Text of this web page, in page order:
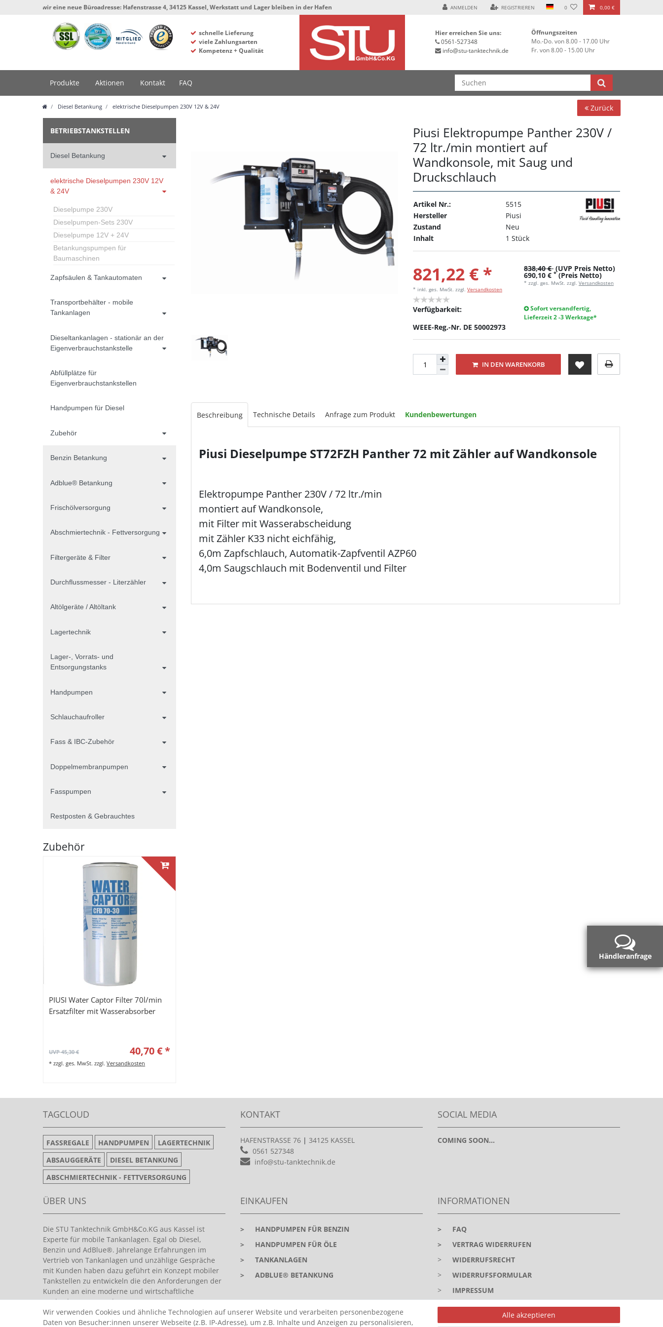
wir eine neue Büroadresse: Hafenstrasse 4, 34125 Kassel, Werkstatt und Lager bleiben in der Hafenstrasse 76, 34125 Kassel *** ANMELDEN REGISTRIEREN 0 0,00 €
schnelle Lieferung
viele Zahlungsarten
Kompetenz + Qualität
Hier erreichen Sie uns:
0561-527348
info@stu-tanktechnik.de
Öffnungszeiten
Mo.-Do. von 8.00 - 17.00 Uhr
Fr. von 8.00 - 15.00 Uhr
Händleranfrage
Produkte Aktionen Kontakt FAQ
Diesel Betankung elektrische Dieselpumpen 230V 12V & 24V Zurück
BETRIEBSTANKSTELLEN
Diesel Betankung
elektrische Dieselpumpen 230V 12V
& 24V
Dieselpumpe 230V
Dieselpumpen-Sets 230V
Dieselpumpe 12V + 24V
Betankungspumpen für
Baumaschinen
Zapfsäulen & Tankautomaten
Transportbehälter - mobile
Tankanlagen
Dieseltankanlagen - stationär an der
Eigenverbrauchstankstelle
Abfüllplätze für
Eigenverbrauchstankstellen
Handpumpen für Diesel
Zubehör
Benzin Betankung
Adblue® Betankung
Frischölversorgung
Abschmiertechnik - Fettversorgung
Filtergeräte & Filter
Durchflussmesser - Literzähler
Altölgeräte / Altöltank
Lagertechnik
Lager-, Vorrats- und
Entsorgungstanks
Handpumpen
Schlauchaufroller
Fass & IBC-Zubehör
Doppelmembranpumpen
Fasspumpen
Restposten & Gebrauchtes
Piusi Elektropumpe Panther 230V /
72 ltr./min montiert auf
Wandkonsole, mit Saug und
Druckschlauch
Artikel Nr.:
5515
Hersteller
Piusi
Zustand
Neu
Inhalt
1 Stück
821,22 € *
* inkl. ges. MwSt. zzgl. Versandkosten
838,40 € (UVP Preis Netto)
690,10 € * (Preis Netto)
* zzgl. ges. MwSt. zzgl. Versandkosten
Verfügbarkeit:
Sofort versandfertig,
Lieferzeit 2 -3 Werktage*
WEEE-Reg.-Nr. DE 50002973
IN DEN WARENKORB
Beschreibung Technische Details Anfrage zum Produkt Kundenbewertungen
Piusi Dieselpumpe ST72FZH Panther 72 mit Zähler auf Wandkonsole
Elektropumpe Panther 230V / 72 ltr./min
montiert auf Wandkonsole,
mit Filter mit Wasserabscheidung
mit Zähler K33 nicht eichfähig,
6,0m Zapfschlauch, Automatik-Zapfventil AZP60
4,0m Saugschlauch mit Bodenventil und Filter
Zubehör
PIUSI Water Captor Filter 70l/min
Ersatzfilter mit Wasserabsorber
UVP 45,30 € 40,70 € *
*zzgl. ges. MwSt. zzgl.Versandkosten
TAGCLOUD
FASSREGALE HANDPUMPEN
LAGERTECHNIK
ABSAUGGERÄTE
DIESEL BETANKUNG
ABSCHMIERTECHNIK - FETTVERSORGUNG
KONTAKT
HAFENSTRASSE 76 | 34125 KASSEL
0561 527348
info@stu-tanktechnik.de
SOCIAL MEDIA
COMING SOON...
ÜBER UNS
Die STU Tanktechnik GmbH&Co.KG aus Kassel ist
Experte für mobile Tankanlagen. Egal ob Diesel,
Benzin und AdBlue®. Jahrelange Erfahrungen im
Vertrieb von Tankanlagen und unzählige Gespräche
mit Kunden haben dazu geführt ein Konzept mobiler
Tankstellen zu entwickeln die den Anforderungen der
Kunden an eine moderne und wirtschaftliche
Tankanlage entsprechen.
EINKAUFEN
>
HANDPUMPEN FÜR BENZIN
>
HANDPUMPEN FÜR ÖLE
>
TANKANLAGEN
>
ADBLUE® BETANKUNG
INFORMATIONEN
>
FAQ
>
VERTRAG WIDERRUFEN
>
WIDERRUFSRECHT
>
WIDERRUFSFORMULAR
>
IMPRESSUM
>
DATENSCHUTZERKLÄRUNG
>
AGB
Wir verwenden Cookies und ähnliche Technologien auf unserer Website und verarbeiten personenbezogene
Daten von Besucher:innen unserer Webseite (z.B. IP-Adresse), um z.B. Inhalte und Anzeigen zu personalisieren,
Alle akzeptieren